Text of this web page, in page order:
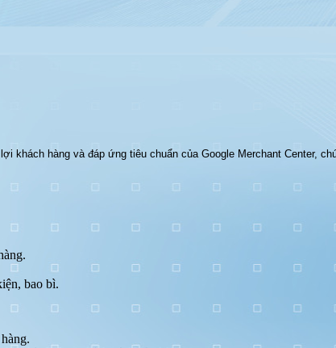
khách hàng và đáp ứng tiêu chuẩn của Google Merchant Center,
bao bì.